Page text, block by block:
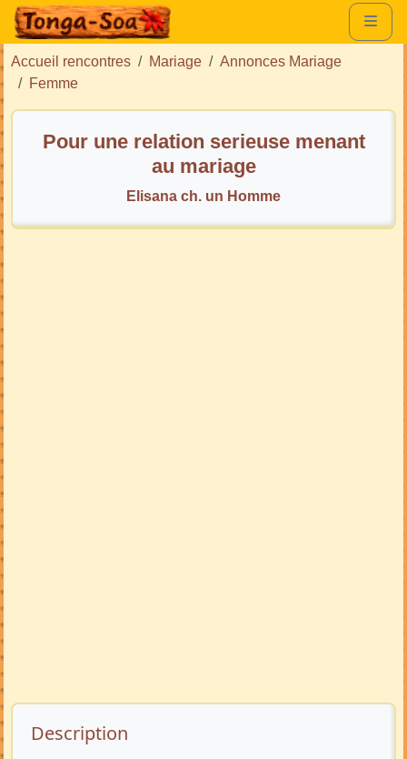
Accueil rencontres Mariage
Annonces Mariage
Femme
Pour une relation serieuse menant
au mariage
Elisana ch. un Homme
Description de l’annonce
Description